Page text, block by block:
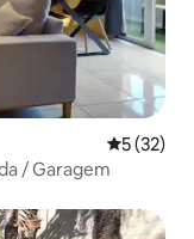
5 de uma
5 (32)
/ Garagem